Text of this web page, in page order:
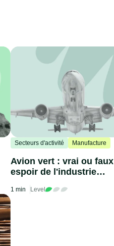
Secteurs d'activité Manufacture
Avion vert : vrai ou faux
espoir de l'industrie
1 min Level